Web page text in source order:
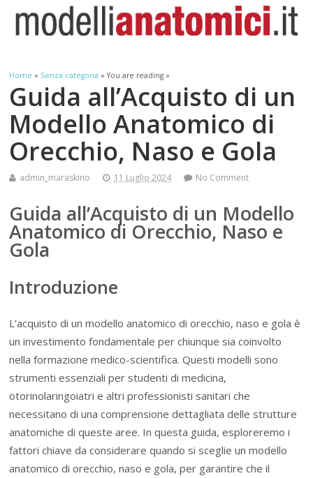
Home » Senza categoria » You are reading »
Guida all’Acquisto di un
Modello Anatomico di
Orecchio, Naso e Gola
admin_maraskino 11 Luglio 2024 No Comment
Guida all’Acquisto di un Modello
Anatomico di Orecchio, Naso e
Gola
Introduzione
L’acquisto di un modello anatomico di orecchio, naso e gola è
un investimento fondamentale per chiunque sia coinvolto
nella formazione medico-scientifica. Questi modelli sono
strumenti essenziali per studenti di medicina,
otorinolaringoiatri e altri professionisti sanitari che
necessitano di una comprensione dettagliata delle strutture
anatomiche di queste aree. In questa guida, esploreremo i
fattori chiave da considerare quando si sceglie un modello
anatomico di orecchio, naso e gola, per garantire che il